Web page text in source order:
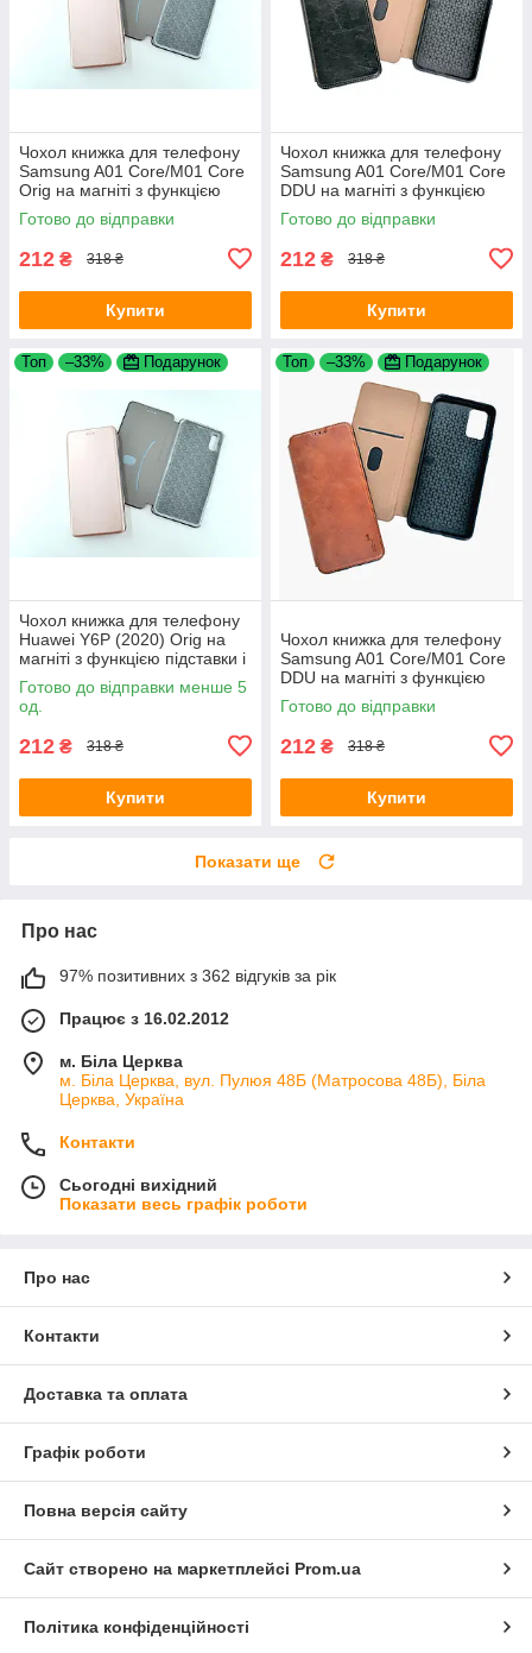
Чохол книжка для телефону
Samsung A01 Core/M01 Core
Orig на магніті з функцією
підставки і кишенею для
карток Rose Gold 4you
Готово до відправки
212 ₴ 318 ₴
Купити
Чохол книжка для телефону
Samsung A01 Core/M01 Core
DDU на магніті з функцією
підставки і кишенею для
карток Black (PU Шкіра)
Готово до відправки
212 ₴ 318 ₴
Купити
Топ –33% Подарунок
Чохол книжка для телефону
Huawei Y6P (2020) Orig на
магніті з функцією підставки і
кишенею для карток Rose
Gold 4you
Готово до відправки менше 5
од.
212 ₴ 318 ₴
Купити
Топ –33% Подарунок
Чохол книжка для телефону
Samsung A01 Core/M01 Core
DDU на магніті з функцією
підставки і кишенею для
карток Dark Brown (PU Шкіра)
Готово до відправки
212 ₴ 318 ₴
Купити
Показати ще
Про нас
97% позитивних з 362 відгуків за рік
Працює з 16.02.2012
м. Біла Церква
м. Біла Церква, вул. Пулюя 48Б (Матросова 48Б), Біла
Церква, Україна
Контакти
Сьогодні вихідний
Показати весь графік роботи
Про нас
Контакти
Доставка та оплата
Графік роботи
Повна версія сайту
Сайт створено на маркетплейсі Prom.ua
Політика конфіденційності